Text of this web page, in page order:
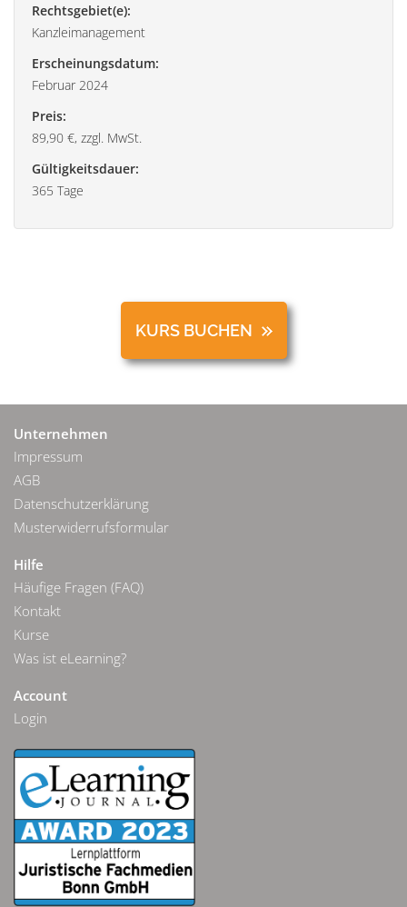
Rechtsgebiet(e):
Kanzleimanagement
Erscheinungsdatum:
Februar 2024
Preis:
89,90 €, zzgl. MwSt.
Gültigkeitsdauer:
365 Tage
KURS BUCHEN
Unternehmen
Impressum
AGB
Datenschutzerklärung
Musterwiderrufsformular
Hilfe
Häufige Fragen (FAQ)
Kontakt
Kurse
Was ist eLearning?
Account
Login